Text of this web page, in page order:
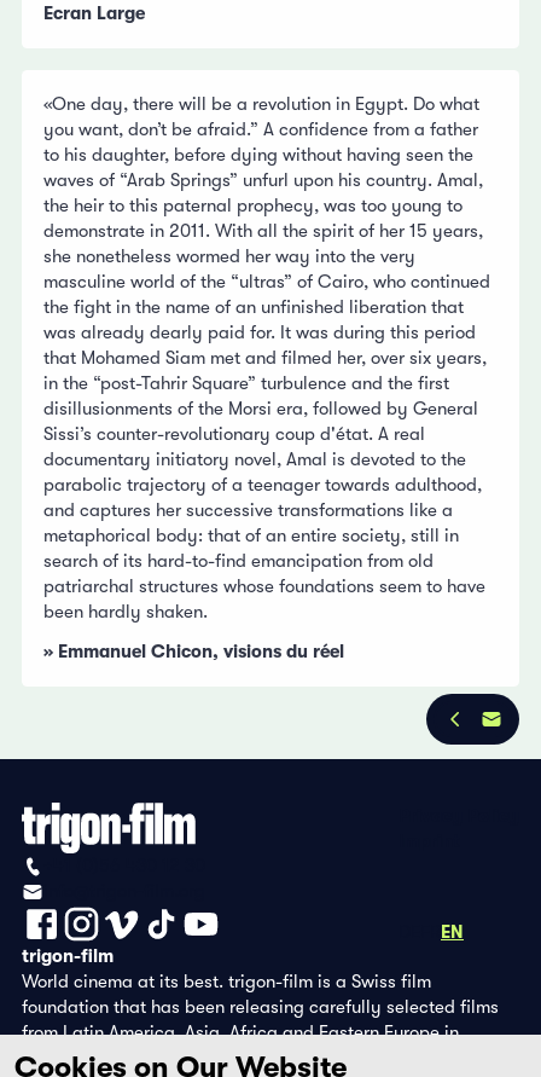
Ecran Large
«One day, there will be a revolution in Egypt. Do what
you want, don’t be afraid.” A confidence from a father
to his daughter, before dying without having seen the
waves of “Arab Springs” unfurl upon his country. Amal,
the heir to this paternal prophecy, was too young to
demonstrate in 2011. With all the spirit of her 15 years,
she nonetheless wormed her way into the very
masculine world of the “ultras” of Cairo, who continued
the fight in the name of an unfinished liberation that
was already dearly paid for. It was during this period
that Mohamed Siam met and filmed her, over six years,
in the “post-Tahrir Square” turbulence and the first
disillusionments of the Morsi era, followed by General
Sissi’s counter-revolutionary coup d'état. A real
documentary initiatory novel, Amal is devoted to the
parabolic trajectory of a teenager towards adulthood,
and captures her successive transformations like a
metaphorical body: that of an entire society, still in
search of its hard-to-find emancipation from old
patriarchal structures whose foundations seem to have
been hardly shaken.
» Emmanuel Chicon, visions du réel
EN
trigon-film
World cinema at its best. trigon-film is a Swiss film
foundation that has been releasing carefully selected films
from Latin America, Asia, Africa and Eastern Europe in
cinemas since 1988 and operates its own DVD edition and the
Cookies on Our Website